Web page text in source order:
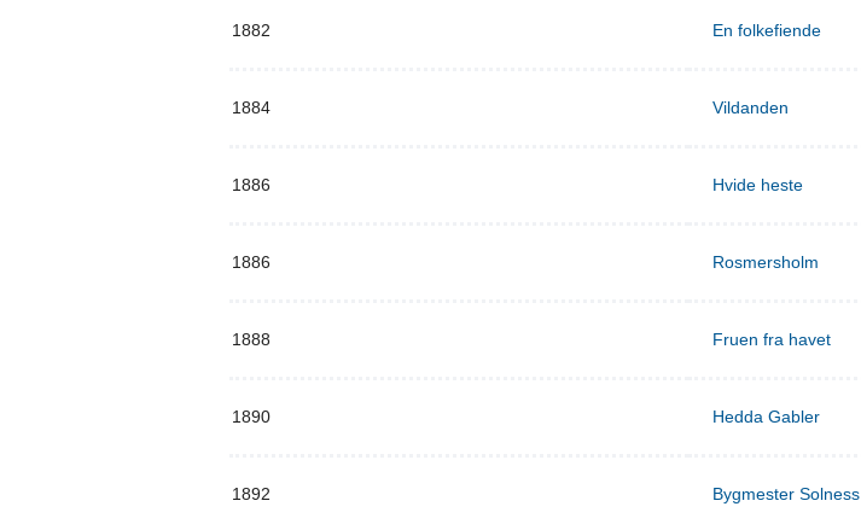
1882 En folkefiende
1884 Vildanden
1886 Hvide heste
1886 Rosmersholm
1888 Fruen fra havet
1890 Hedda Gabler
1892 Bygmester Solness